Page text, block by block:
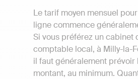
Le tarif moyen mensuel
ligne commence
Si vous préférez un cabinet
comptable local, à Milly-la-
il faut généralement
montant, au minimum.